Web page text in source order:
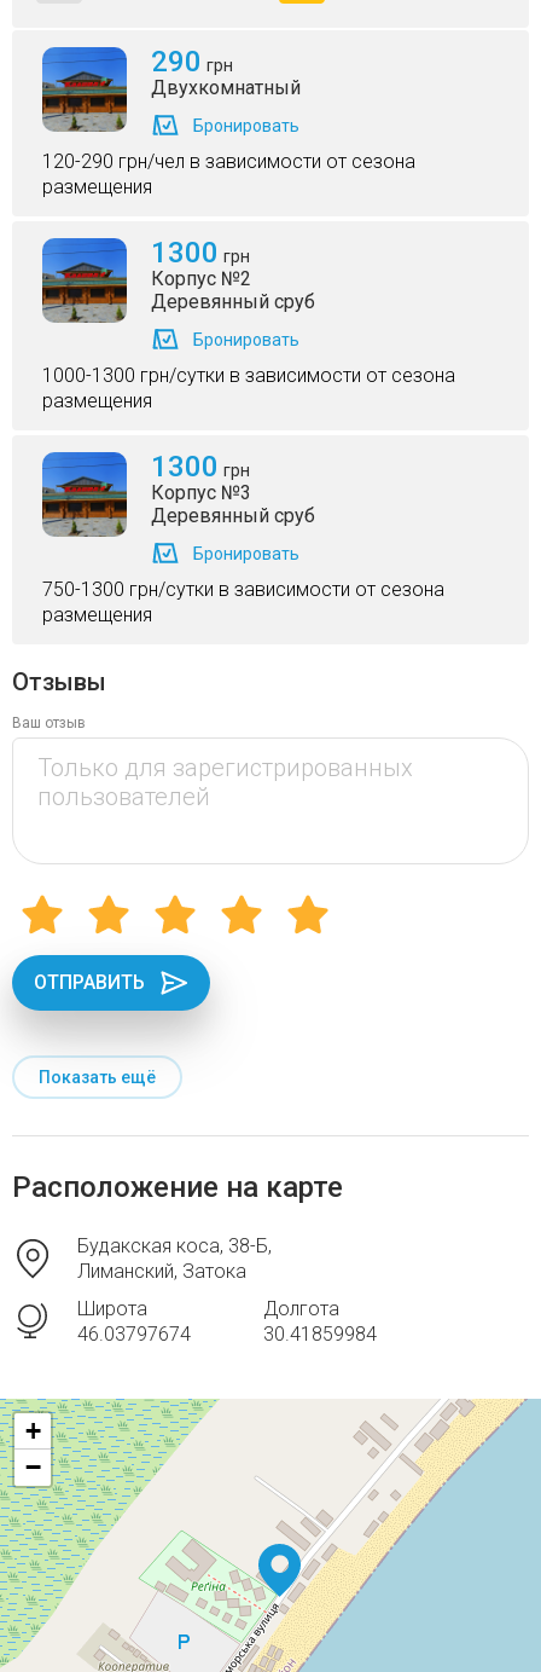
290 грн
Двухкомнатный
Бронировать
120-290 грн/чел в зависимости от сезона
размещения
1300 грн
Корпус №2
Деревянный сруб
Бронировать
1000-1300 грн/сутки в зависимости от сезона
размещения
1300 грн
Корпус №3
Деревянный сруб
Бронировать
750-1300 грн/сутки в зависимости от сезона
размещения
Отзывы
Ваш отзыв
ОТПРАВИТЬ
Показать ещё
Расположение на карте
Будакская коса, 38-Б,
Лиманский, Затока
Широта
46.03797674
Долгота
30.41859984
+
−